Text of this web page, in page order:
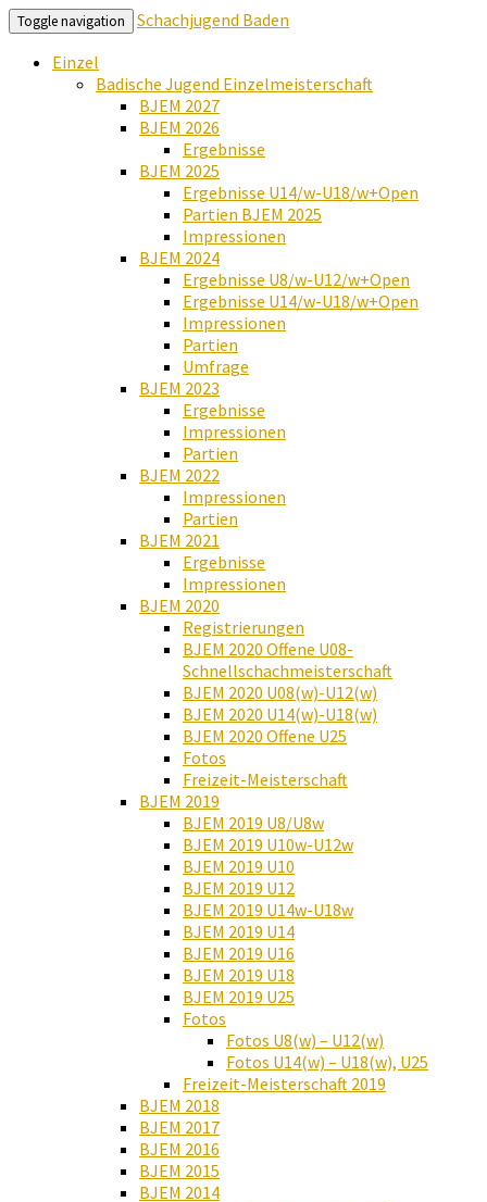
Toggle navigation
Schachjugend Baden
Einzel
Badische Jugend Einzelmeisterschaft
BJEM 2027
BJEM 2026
Ergebnisse
BJEM 2025
Ergebnisse U14/w-U18/w+Open
Partien BJEM 2025
Impressionen
BJEM 2024
Ergebnisse U8/w-U12/w+Open
Ergebnisse U14/w-U18/w+Open
Impressionen
Partien
Umfrage
BJEM 2023
Ergebnisse
Impressionen
Partien
BJEM 2022
Impressionen
Partien
BJEM 2021
Ergebnisse
Impressionen
BJEM 2020
Registrierungen
BJEM 2020 Offene U08-
Schnellschachmeisterschaft
BJEM 2020 U08(w)-U12(w)
BJEM 2020 U14(w)-U18(w)
BJEM 2020 Offene U25
Fotos
Freizeit-Meisterschaft
BJEM 2019
BJEM 2019 U8/U8w
BJEM 2019 U10w-U12w
BJEM 2019 U10
BJEM 2019 U12
BJEM 2019 U14w-U18w
BJEM 2019 U14
BJEM 2019 U16
BJEM 2019 U18
BJEM 2019 U25
Fotos
Fotos U8(w) – U12(w)
Fotos U14(w) – U18(w), U25
Freizeit-Meisterschaft 2019
BJEM 2018
BJEM 2017
BJEM 2016
BJEM 2015
BJEM 2014